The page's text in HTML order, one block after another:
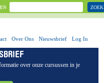
ZOEK
Over Ons Nieuwsbrief Log In
over onze cursussen in je